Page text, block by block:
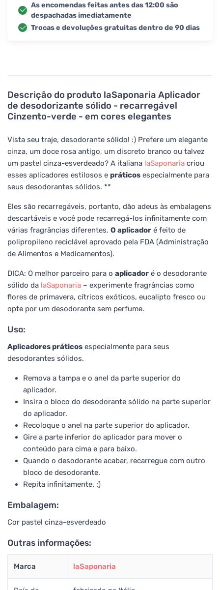
Descrição do produto laSaponaria Aplicador
de desodorizante sólido - recarregável
Cinzento-verde - em cores elegantes
Vista seu traje, desodorante sólido! :) Prefere um elegante
cinza, um doce rosa antigo, um discreto branco ou talvez
um pastel cinza-esverdeado? A italiana laSaponaria criou
esses aplicadores estilosos e práticos especialmente para
seus desodorantes sólidos. **
Eles são recarregáveis, portanto, dão adeus às embalagens
descartáveis e você pode recarregá-los infinitamente com
várias fragrâncias diferentes. O aplicador é feito de
polipropileno reciclável aprovado pela FDA (Administração
de Alimentos e Medicamentos).
DICA: O melhor parceiro para o aplicador é o desodorante
sólido da laSaponaria – experimente fragrâncias como
flores de primavera, cítricos exóticos, eucalipto fresco ou
opte por um desodorante sem perfume.
Uso:
Aplicadores práticos especialmente para seus
desodorantes sólidos.
Remova a tampa e o anel da parte superior do
aplicador.
Insira o bloco do desodorante sólido na parte superior
do aplicador.
Recoloque o anel na parte superior do aplicador.
Gire a parte inferior do aplicador para mover o
conteúdo para cima e para baixo.
Quando o desodorante acabar, recarregue com outro
bloco de desodorante.
Repita infinitamente. :)
Embalagem:
Cor pastel cinza-esverdeado
Outras informações:
Marca laSaponaria
As encomendas feitas antes das 12:00 são
despachadas imediatamente
Trocas e devoluções gratuitas dentro de 90 dias